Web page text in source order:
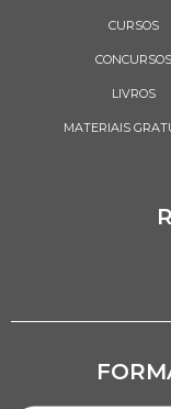
CURSOS
CONCURSOS
LIVROS
MATERIAIS